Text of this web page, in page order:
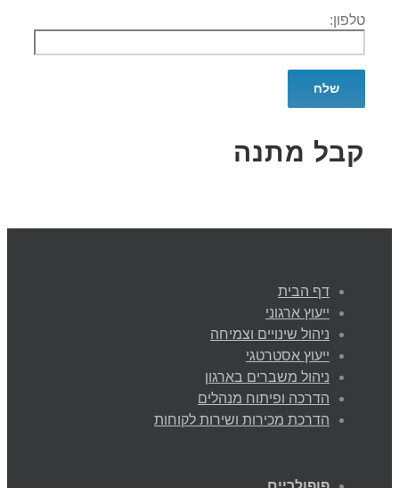
טלפון:
קבל מתנה
דף הבית
ייעוץ ארגוני
ניהול שינויים וצמיחה
ייעוץ אסטרטגי
ניהול משברים בארגון
הדרכה ופיתוח מנהלים
הדרכת מכירות ושירות לקוחות